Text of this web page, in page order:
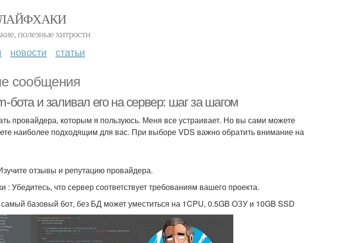
полезные хитрости
новости статьи
сообщения
бота и заливал его на сервер: шаг за шагом
провайдера, которым я пользуюсь. Меня все устраивает. Но вы сами можете
наиболее подходящим для вас. При выборе VDS важно обратить внимание на
отзывы и репутацию провайдера.
: Убедитесь, что сервер соответствует требованиям вашего проекта.
базовый бот, без БД может уместиться на 1CPU, 0.5GB ОЗУ и 10GB SSD